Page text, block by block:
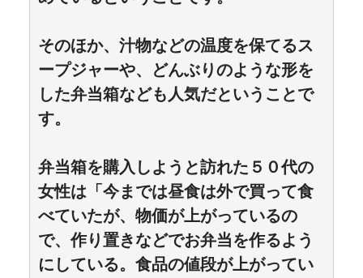
そのほか、汁物などの温度を保てるス
ープジャーや、どんぶりのような形を
した弁当箱なども人気だということで
す。
弁当箱を購入しようと訪れた５０代の
女性は「今までは昼食は外で買って食
べていたが、物価が上がっているの
で、作り置きなどでお弁当を作るよう
にしている。食品の値段が上がってい